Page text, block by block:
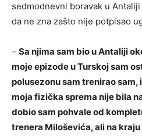
sedmodnevni boravak u
da ne zna zašto nije potpisao
– Sa njima sam bio u Antaliji
moje epizode u Turskoj sam
polusezonu sam trenirao
moja fizička sprema nije bila
dobio sam pohvale od
trenera Miloševića, ali na